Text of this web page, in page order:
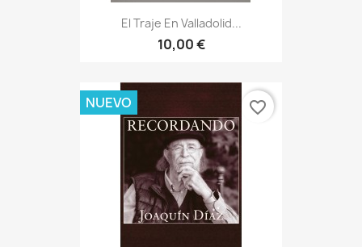
El Traje En Valladolid...
10,00 €
NUEVO favorite_border